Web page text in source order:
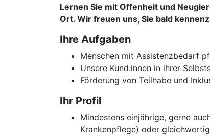
Lernen Sie mit Offenheit und
Ort. Wir freuen uns, Sie bald
Ihre Aufgaben
Menschen mit Assistenzbedarf
Unsere Kund:innen in ihrer
Förderung von Teilhabe und
Ihr Profil
Mindestens einjährige, gerne
Krankenpflege) oder